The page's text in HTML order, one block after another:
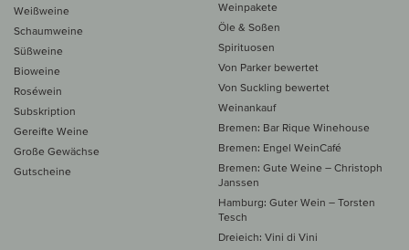
Weißweine
Schaumweine
Süßweine
Bioweine
Roséwein
Subskription
Gereifte Weine
Große Gewächse
Gutscheine
Weinpakete
Öle & Soßen
Spirituosen
Von Parker bewertet
Von Suckling bewertet
Weinankauf
Bremen: Bar Rique Winehouse
Bremen: Engel WeinCafé
Bremen: Gute Weine – Christoph
Janssen
Hamburg: Guter Wein – Torsten
Tesch
Dreieich: Vini di Vini